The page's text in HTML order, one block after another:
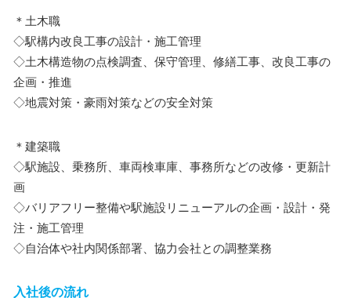
＊土木職
◇駅構内改良工事の設計・施工管理
◇土木構造物の点検調査、保守管理、修繕工事、改良工事の
企画・推進
◇地震対策・豪雨対策などの安全対策
＊建築職
◇駅施設、乗務所、車両検車庫、事務所などの改修・更新計
画
◇バリアフリー整備や駅施設リニューアルの企画・設計・発
注・施工管理
◇自治体や社内関係部署、協力会社との調整業務
入社後の流れ